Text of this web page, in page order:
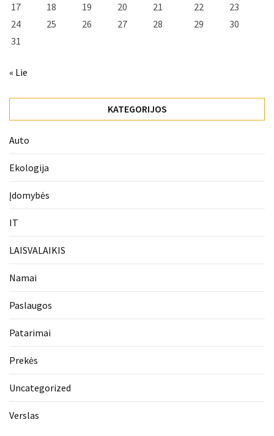
17
18 19 20 21 22
23
24
25 26 27 28 29
30
31
« Lie
KATEGORIJOS
Auto
Ekologija
Įdomybės
IT
LAISVALAIKIS
Namai
Paslaugos
Patarimai
Prekės
Uncategorized
Verslas